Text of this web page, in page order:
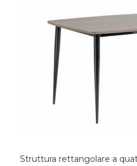
Struttura rettangolare a